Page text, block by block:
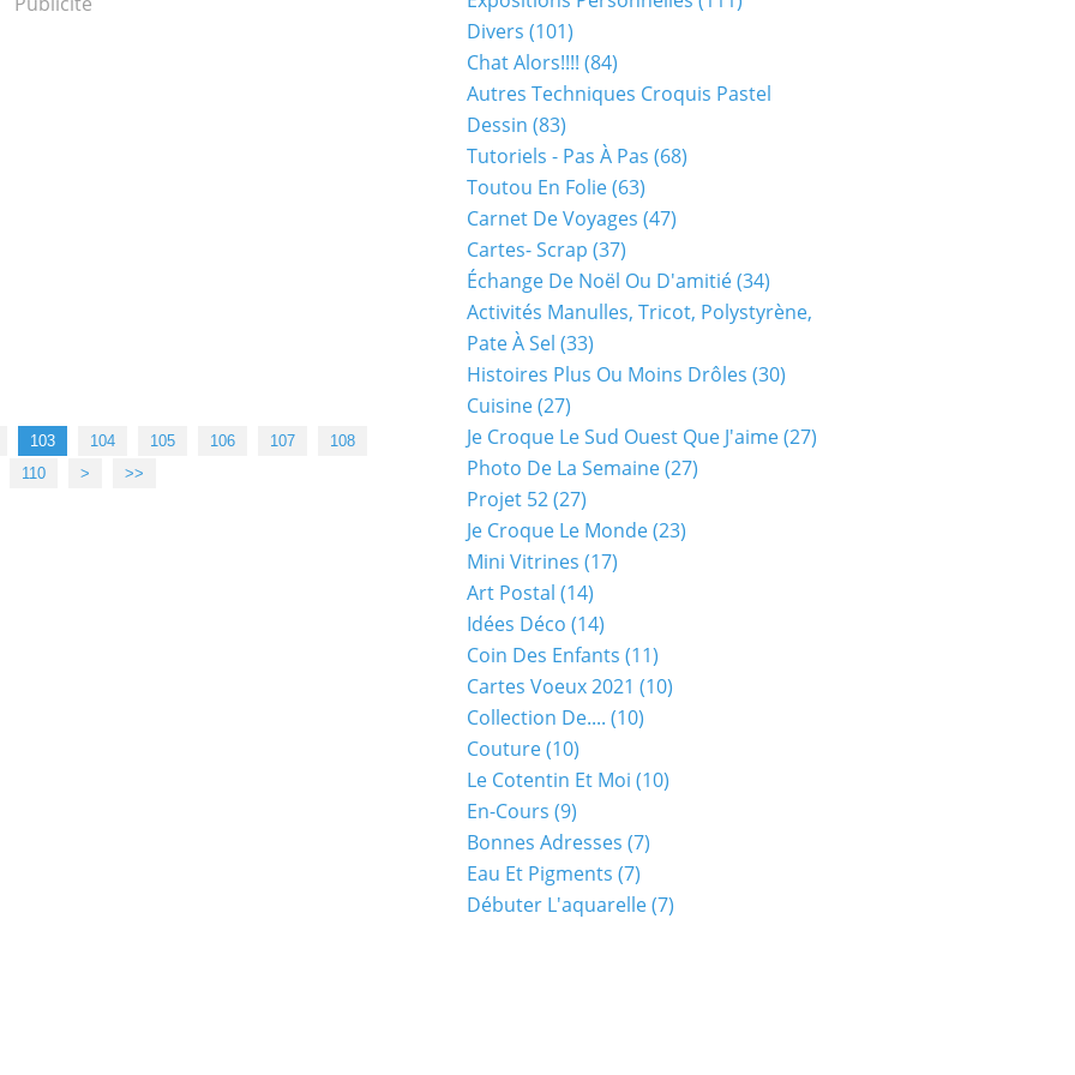
103 104 105 106 107
108
110 120
130
140
150
160
> >>
Divers (101)
Chat Alors!!!! (84)
Autres Techniques Croquis Pastel
Dessin (83)
Tutoriels - Pas À Pas (68)
Toutou En Folie(63)
Carnet De Voyages (47)
Cartes- Scrap (37)
Échange De Noël Ou D'amitié(34)
Activités Manulles, Tricot, Polystyrène,
Pate À Sel (33)
Histoires Plus Ou Moins Drôles (30)
Cuisine(27)
Je Croque Le Sud Ouest Que J'aime(27)
Photo De La Semaine(27)
Projet 52(27)
Je Croque Le Monde(23)
Mini Vitrines (17)
Art Postal (14)
Idées Déco (14)
Coin Des Enfants (11)
Cartes Voeux 2021 (10)
Collection De.... (10)
Couture(10)
Le Cotentin Et Moi (10)
En-Cours (9)
Bonnes Adresses (7)
Eau Et Pigments (7)
Débuter L'aquarelle(7)